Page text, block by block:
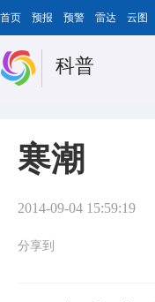
首页 预报 预警 雷达 云图
科普
寒潮
2014-09-04 15:59:19
分享到